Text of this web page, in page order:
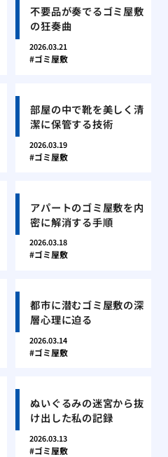
不要品が奏でるゴミ屋敷
の狂奏曲
2026.03.21
ゴミ屋敷
部屋の中で靴を美しく清
潔に保管する技術
2026.03.19
ゴミ屋敷
アパートのゴミ屋敷を内
密に解消する手順
2026.03.18
ゴミ屋敷
都市に潜むゴミ屋敷の深
層心理に迫る
2026.03.14
ゴミ屋敷
ぬいぐるみの迷宮から抜
け出した私の記録
2026.03.13
ゴミ屋敷